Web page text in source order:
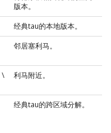
版本。
经典tau的本地版本。
邻居塞利马。
\
利马附近。
经典tau的跨区域分解。